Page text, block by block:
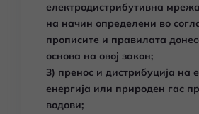
електродистрибутивна
на начин определени во
прописите и правилата
основа на овој закон;
3) пренос и дистрибуција на
енергија или природен гас
водови;